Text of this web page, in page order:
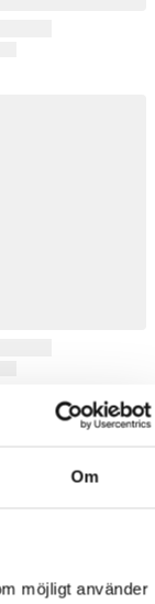
Om
möjligt använder